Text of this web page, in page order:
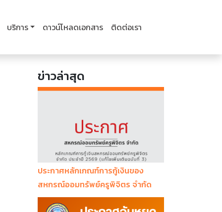
บริการ ดาวน์โหลดเอกสาร ติดต่อเรา
ข่าวล่าสุด
ประกาศหลักเกณฑ์การกู้เงินของ
สหกรณ์ออมทรัพย์ครูพิจิตร จำกัด
ประจำปี 2569 (แก้ไขเพิ่มเติมฉบับที่ 3)